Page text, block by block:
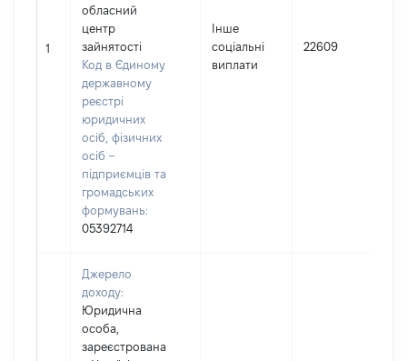
1
обласний
центр
зайнятості
Код в Єдиному
державному
реєстрі
юридичних
осіб, фізичних
осіб –
підприємців та
громадських
формувань:
05392714
Інше
соціальні
виплати
22609
Джерело
доходу:
Юридична
особа,
зареєстрована